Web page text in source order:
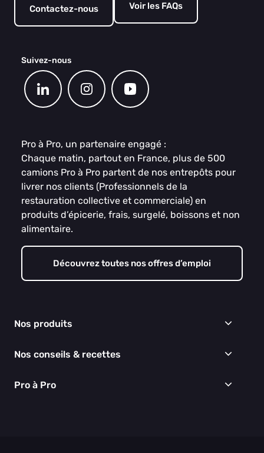
Contactez-nous Voir les FAQs
Suivez-nous
Pro à Pro, un partenaire engagé :
Chaque matin, partout en France, plus de 500
camions Pro à Pro partent de nos entrepôts pour
livrer nos clients (Professionnels de la
restauration collective et commerciale) en
produits d’épicerie, frais, surgelé, boissons et non
alimentaire.
Découvrez toutes nos offres d’emploi
Nos produits
Épicerie
Boissons
Nos conseils & recettes
Recettes
Pro à Pro